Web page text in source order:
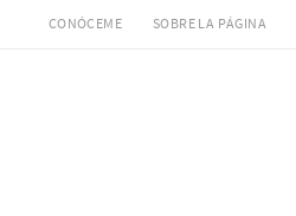
CONÓCEME SOBRE LA PÁGINA